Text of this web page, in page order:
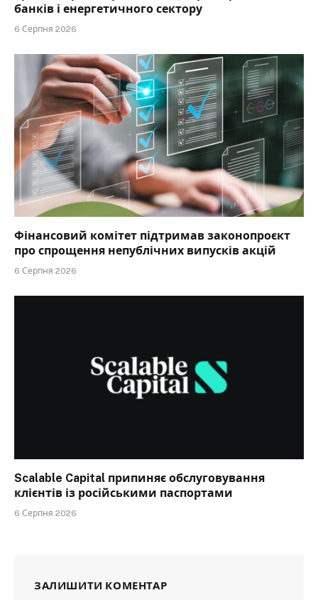
банків і енергетичного сектору
6 Серпня 2026
Фінансовий комітет підтримав законопроєкт
про спрощення непублічних випусків акцій
6 Серпня 2026
Scalable Capital припиняє обслуговування
клієнтів із російськими паспортами
6 Серпня 2026
ЗАЛИШИТИ КОМЕНТАР